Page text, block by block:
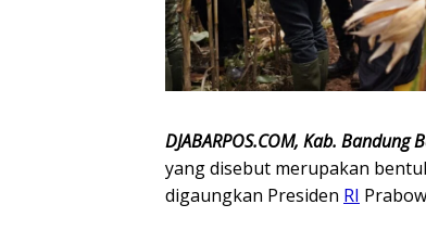
DJABARPOS.COM, Kab. Bandung
yang disebut merupakan
digaungkan Presiden RI